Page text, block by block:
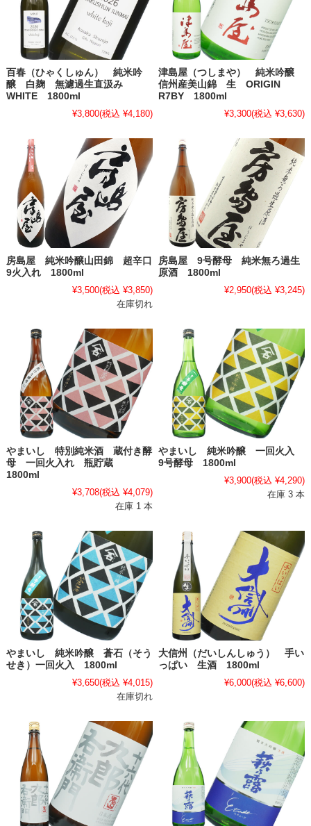
百春（ひゃくしゅん） 純米吟
醸 白麹 無濾過生直汲み
WHITE 1800ml
¥3,800(税込 ¥4,180)
津島屋（つしまや） 純米吟醸
信州産美山錦 生 ORIGIN
R7BY 1800ml
¥3,300(税込 ¥3,630)
房島屋 純米吟醸山田錦 超辛口
9火入れ 1800ml
¥3,500(税込 ¥3,850)
在庫切れ
房島屋 9号酵母 純米無ろ過生
原酒 1800ml
¥2,950(税込 ¥3,245)
やまいし 特別純米酒 蔵付き酵
母 一回火入れ 瓶貯蔵
1800ml
¥3,708(税込 ¥4,079)
在庫 1 本
やまいし 純米吟醸 一回火入
9号酵母 1800ml
¥3,900(税込 ¥4,290)
在庫 3 本
やまいし 純米吟醸 蒼石（そう
せき）一回火入 1800ml
¥3,650(税込 ¥4,015)
在庫切れ
大信州（だいしんしゅう） 手い
っぱい 生酒 1800ml
¥6,000(税込 ¥6,600)